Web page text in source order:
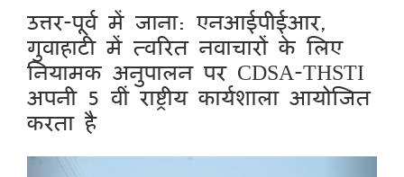
उत्तर-पूर्व में जाना: एनआईपीईआर,
गुवाहाटी में त्वरित नवाचारों के लिए
नियामक अनुपालन पर CDSA-THSTI
अपनी 5 वीं राष्ट्रीय कार्यशाला आयोजित
करता है